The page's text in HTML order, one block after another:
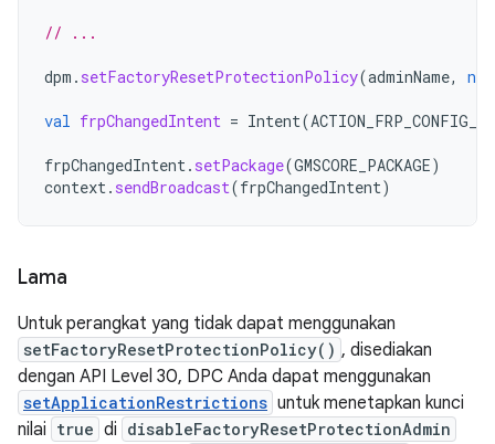
// ...
dpm . setFactoryResetProtectionPolicy(adminName,
val frpChangedIntent = Intent(
frpChangedIntent. setPackage(GMSCORE_PACKAGE)
context. sendBroadcast(frpChangedIntent)
Lama
Untuk perangkat yang tidak dapat menggunakan
setFactoryResetProtectionPolicy() , disediakan
dengan API Level 30, DPC Anda dapat menggunakan
setApplicationRestrictions untuk menetapkan kunci
nilai true di disableFactoryResetProtectionAdmin